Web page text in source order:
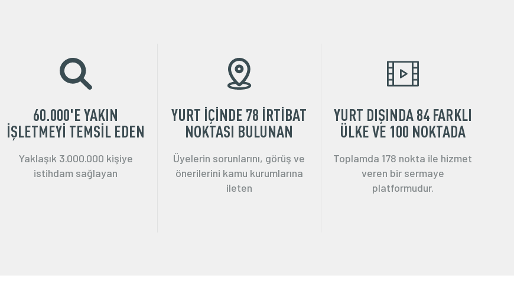
60.000'E YAKIN
İŞLETMEYİ TEMSİL EDEN
Yaklaşık 3.000.000 kişiye
istihdam sağlayan
YURT İÇİNDE 78 İRTİBAT
NOKTASI BULUNAN
Üyelerin sorunlarını, görüş ve
önerilerini kamu kurumlarına
ileten
YURT DIŞINDA 84 FARKLI
ÜLKE VE 100 NOKTADA
Toplamda 178 nokta ile hizmet
veren bir sermaye
platformudur.